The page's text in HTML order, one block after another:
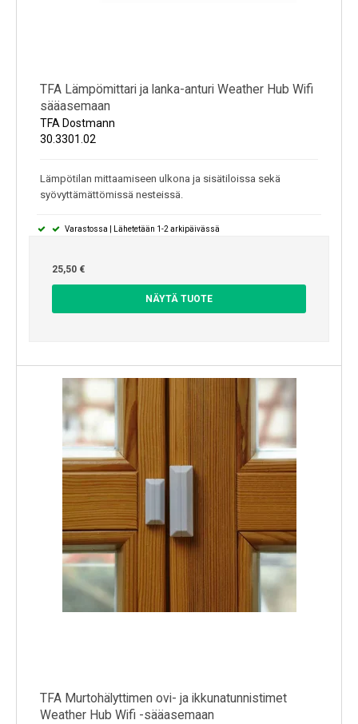
TFA Lämpömittari ja lanka-anturi Weather Hub Wifi
sääasemaan
TFA Dostmann
30.3301.02
Lämpötilan mittaamiseen ulkona ja sisätiloissa sekä
syövyttämättömissä nesteissä.
Varastossa | Lähetetään 1-2 arkipäivässä
25,50 €
NÄYTÄ TUOTE
TFA Murtohälyttimen ovi- ja ikkunatunnistimet
Weather Hub Wifi -sääasemaan